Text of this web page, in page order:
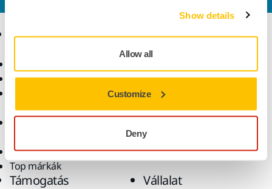
Show details
Allow all
Customize
Deny
Termékek
Pormentes csiszolás
polírpaszták
Kiegészítők és
Szuperkoptató anyagok
Top márkák
Tudásbázis
Alkalmazások
Megoldások
Támogatás Vállalat